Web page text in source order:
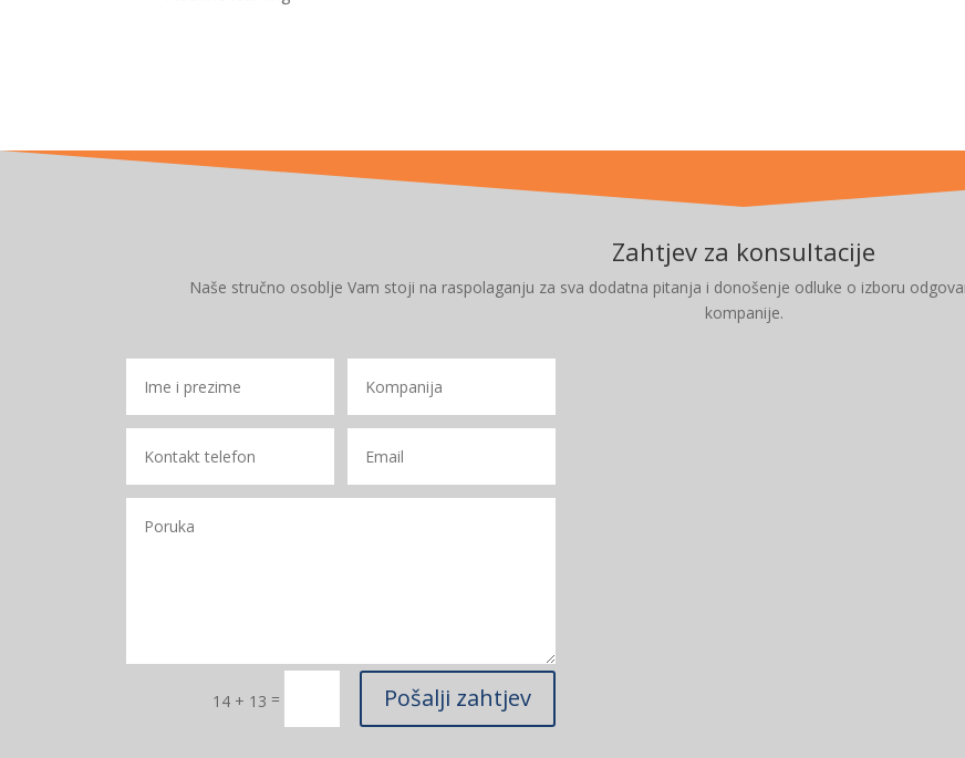
Zahtjev za konsultacije
Naše stručno osoblje Vam stoji na raspolaganju za sva dodatna pitanja i donošenje odluke o izboru
kompanije.
14 + 13 = Pošalji zahtjev